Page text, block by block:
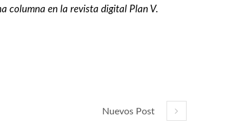
columna en la revista digital Plan V.
Nuevos Post